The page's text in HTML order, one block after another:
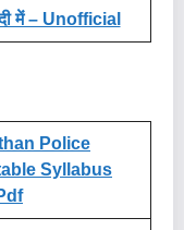
में – Unofficial
Police
Syllabus